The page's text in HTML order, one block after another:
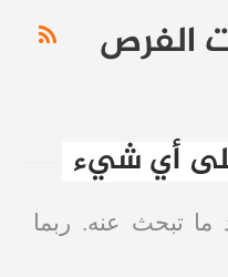
الفرص
أي شيء
ما تبحث عنه. ربما